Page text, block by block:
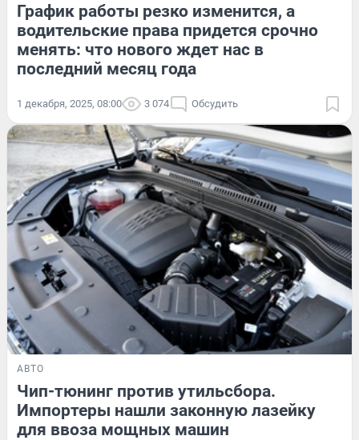
График работы резко изменится, а
водительские права придется срочно
менять: что нового ждет нас в
последний месяц года
1 декабря, 2025, 08:00 3 074 Обсудить
АВТО
Чип-тюнинг против утильсбора.
Импортеры нашли законную лазейку
для ввоза мощных машин